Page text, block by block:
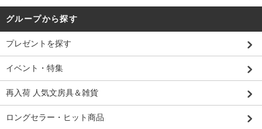
グループから探す
プレゼントを探す
イベント・特集
再入荷 人気文房具＆雑貨
ロングセラー・ヒット商品